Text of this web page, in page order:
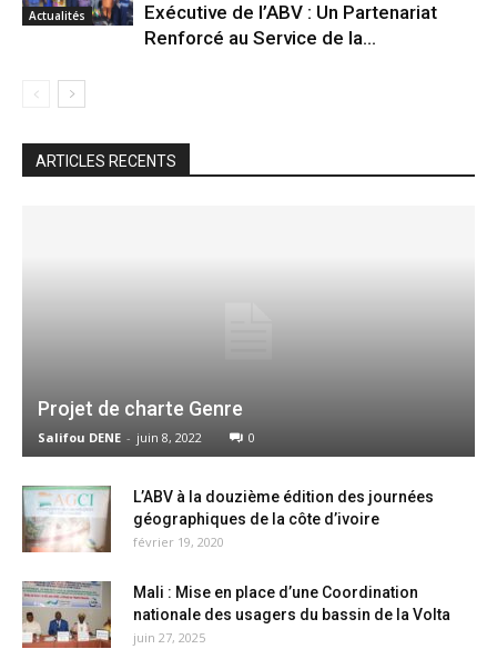
Actualités
Exécutive de l’ABV : Un Partenariat
Renforcé au Service de la...
ARTICLES RECENTS
Projet de charte Genre
Salifou DENE - juin 8, 2022 0
L’ABV à la douzième édition des journées
géographiques de la côte d’ivoire
février 19, 2020
Mali : Mise en place d’une Coordination
nationale des usagers du bassin de la Volta
juin 27, 2025